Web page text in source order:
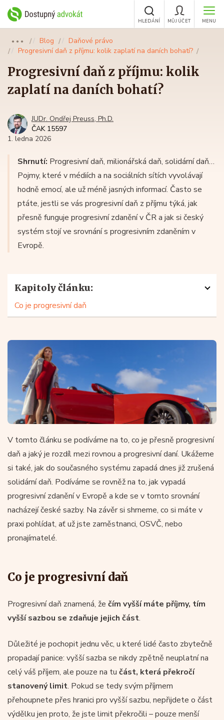
MENU
MŮJ ÚČET
HLEDÁNÍ
●●● Blog
Daňové právo
Progresivní daň z příjmu: kolik zaplatí na daních bohatí?
Progresivní daň z příjmu: kolik
zaplatí na daních bohatí?
JUDr. Ondřej Preuss, Ph.D.
ČAK 15597
1. ledna 2026
Shrnutí: Progresivní daň, milionářská daň, solidární daň…
Pojmy, které v médiích a na sociálních sítích vyvolávají
hodně emocí, ale už méně jasných informací. Často se
ptáte, jestli se vás progresivní daň z příjmu týká, jak
přesně funguje progresivní zdanění v ČR a jak si český
systém stojí ve srovnání s progresivním zdaněním v
Evropě.
Kapitoly článku:
Co je progresivní daň
V tomto článku se podíváme na to, co je přesně progresivní
daň a jaký je rozdíl mezi rovnou a progresivní daní. Ukážeme
si také, jak do současného systému zapadá dnes již zrušená
solidární daň. Podíváme se rovněž na to, jak vypadá
progresivní zdanění v Evropě a kde se v tomto srovnání
nacházejí české sazby. Na závěr si shrneme, co si máte v
praxi pohlídat, ať už jste zaměstnanci, OSVČ, nebo
pronajímatelé.
Co je progresivní daň
Progresivní daň znamená, že čím vyšší máte příjmy, tím
vyšší sazbou se zdaňuje jejich část.
Důležité je pochopit jednu věc, u které lidé často zbytečně
propadají panice: vyšší sazba se nikdy zpětně neuplatní na
celý váš příjem, ale pouze na tu část, která překročí
stanovený limit. Pokud se tedy svým příjmem
přehoupnete přes hranici pro vyšší sazbu, nepřijdete o část
výdělku jen proto, že jste limit překročili – pouze menší